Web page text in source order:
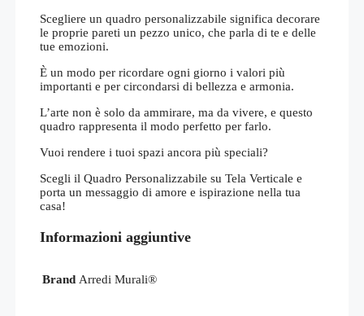
Scegliere un quadro personalizzabile significa decorare
le proprie pareti un pezzo unico, che parla di te e delle
tue emozioni.
È un modo per ricordare ogni giorno i valori più
importanti e per circondarsi di bellezza e armonia.
L’arte non è solo da ammirare, ma da vivere, e questo
quadro rappresenta il modo perfetto per farlo.
Vuoi rendere i tuoi spazi ancora più speciali?
Scegli il Quadro Personalizzabile su Tela Verticale e
porta un messaggio di amore e ispirazione nella tua
casa!
Informazioni aggiuntive
Brand Arredi Murali®